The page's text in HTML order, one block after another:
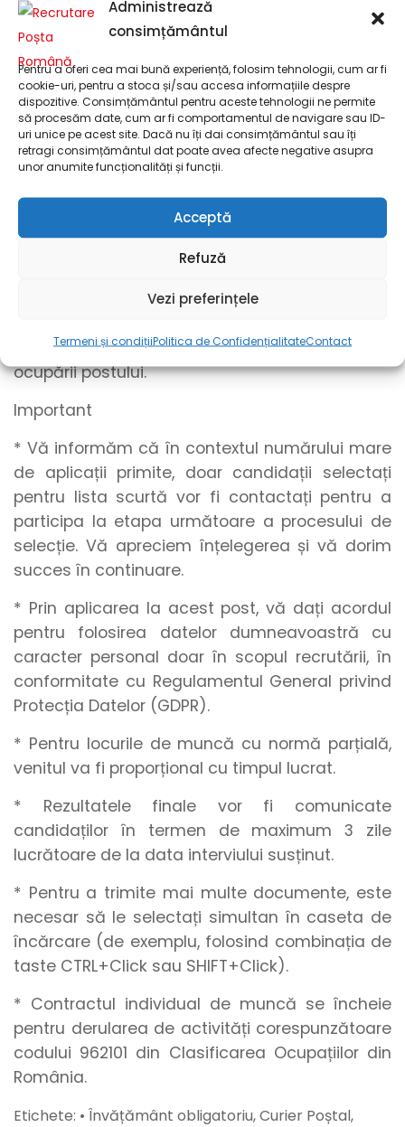
Administrează
consimțământul
Pentru a oferi cea mai bună experiență, folosim tehnologii, cum ar fi
cookie-uri, pentru a stoca și/sau accesa informațiile despre
dispozitive. Consimțământul pentru aceste tehnologii ne permite
să procesăm date, cum ar fi comportamentul de navigare sau ID-
uri unice pe acest site. Dacă nu îți dai consimțământul sau îți
retragi consimțământul dat poate avea afecte negative asupra
unor anumite funcționalități și funcții.
Acceptă
Refuză
Vezi preferințele
Termeni și condițiiPolitica de ConfidențialitateContact
formatul .pdf. Pentru a realiza o conversie din
formatul .docx în formatul .pdf, puteți utiliza
funcționalitatea de export din Microsoft Word
sau unelte online. Pentru a realiza o conversie
între formatele grafice, precum .png sau .jpg, și
formatul .pdf, utilizați unelte online.
Candidaturile se pot transmite până la
ocuparea postului, dar nu mai târziu de data
de 29.12.2026. Selecția candidaturilor se
realizează pe parcursul perioadei de publicare
postului și de numărul candidaturilor primite.
anunțul anterior termenului-limită, în cazul
ocupării postului.
Important
* Vă informăm că în contextul numărului mare
de aplicații primite, doar candidații selectați
pentru lista scurtă vor fi contactați pentru a
participa la etapa următoare a procesului de
selecție. Vă apreciem înțelegerea și vă dorim
succes în continuare.
* Prin aplicarea la acest post, vă dați acordul
pentru folosirea datelor dumneavoastră cu
caracter personal doar în scopul recrutării, în
conformitate cu Regulamentul General privind
Protecția Datelor (GDPR).
* Pentru locurile de muncă cu normă parțială,
venitul va fi proporțional cu timpul lucrat.
* Rezultatele finale vor fi comunicate
candidaților în termen de maximum 3 zile
lucrătoare de la data interviului susținut.
* Pentru a trimite mai multe documente, este
necesar să le selectați simultan în caseta de
încărcare (de exemplu, folosind combinația de
taste CTRL+Click sau SHIFT+Click).
* Contractul individual de muncă se încheie
pentru derularea de activități corespunzătoare
codului 962101 din Clasificarea Ocupațiilor din
România.
Etichete: • Învățământ obligatoriu, Curier Poștal,